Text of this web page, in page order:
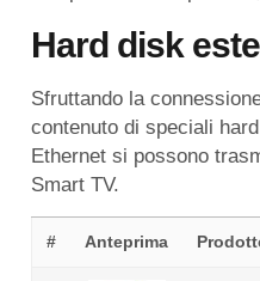
Hard disk
Sfruttando la
contenuto di speciali
Ethernet si possono
Smart TV.
# Anteprima